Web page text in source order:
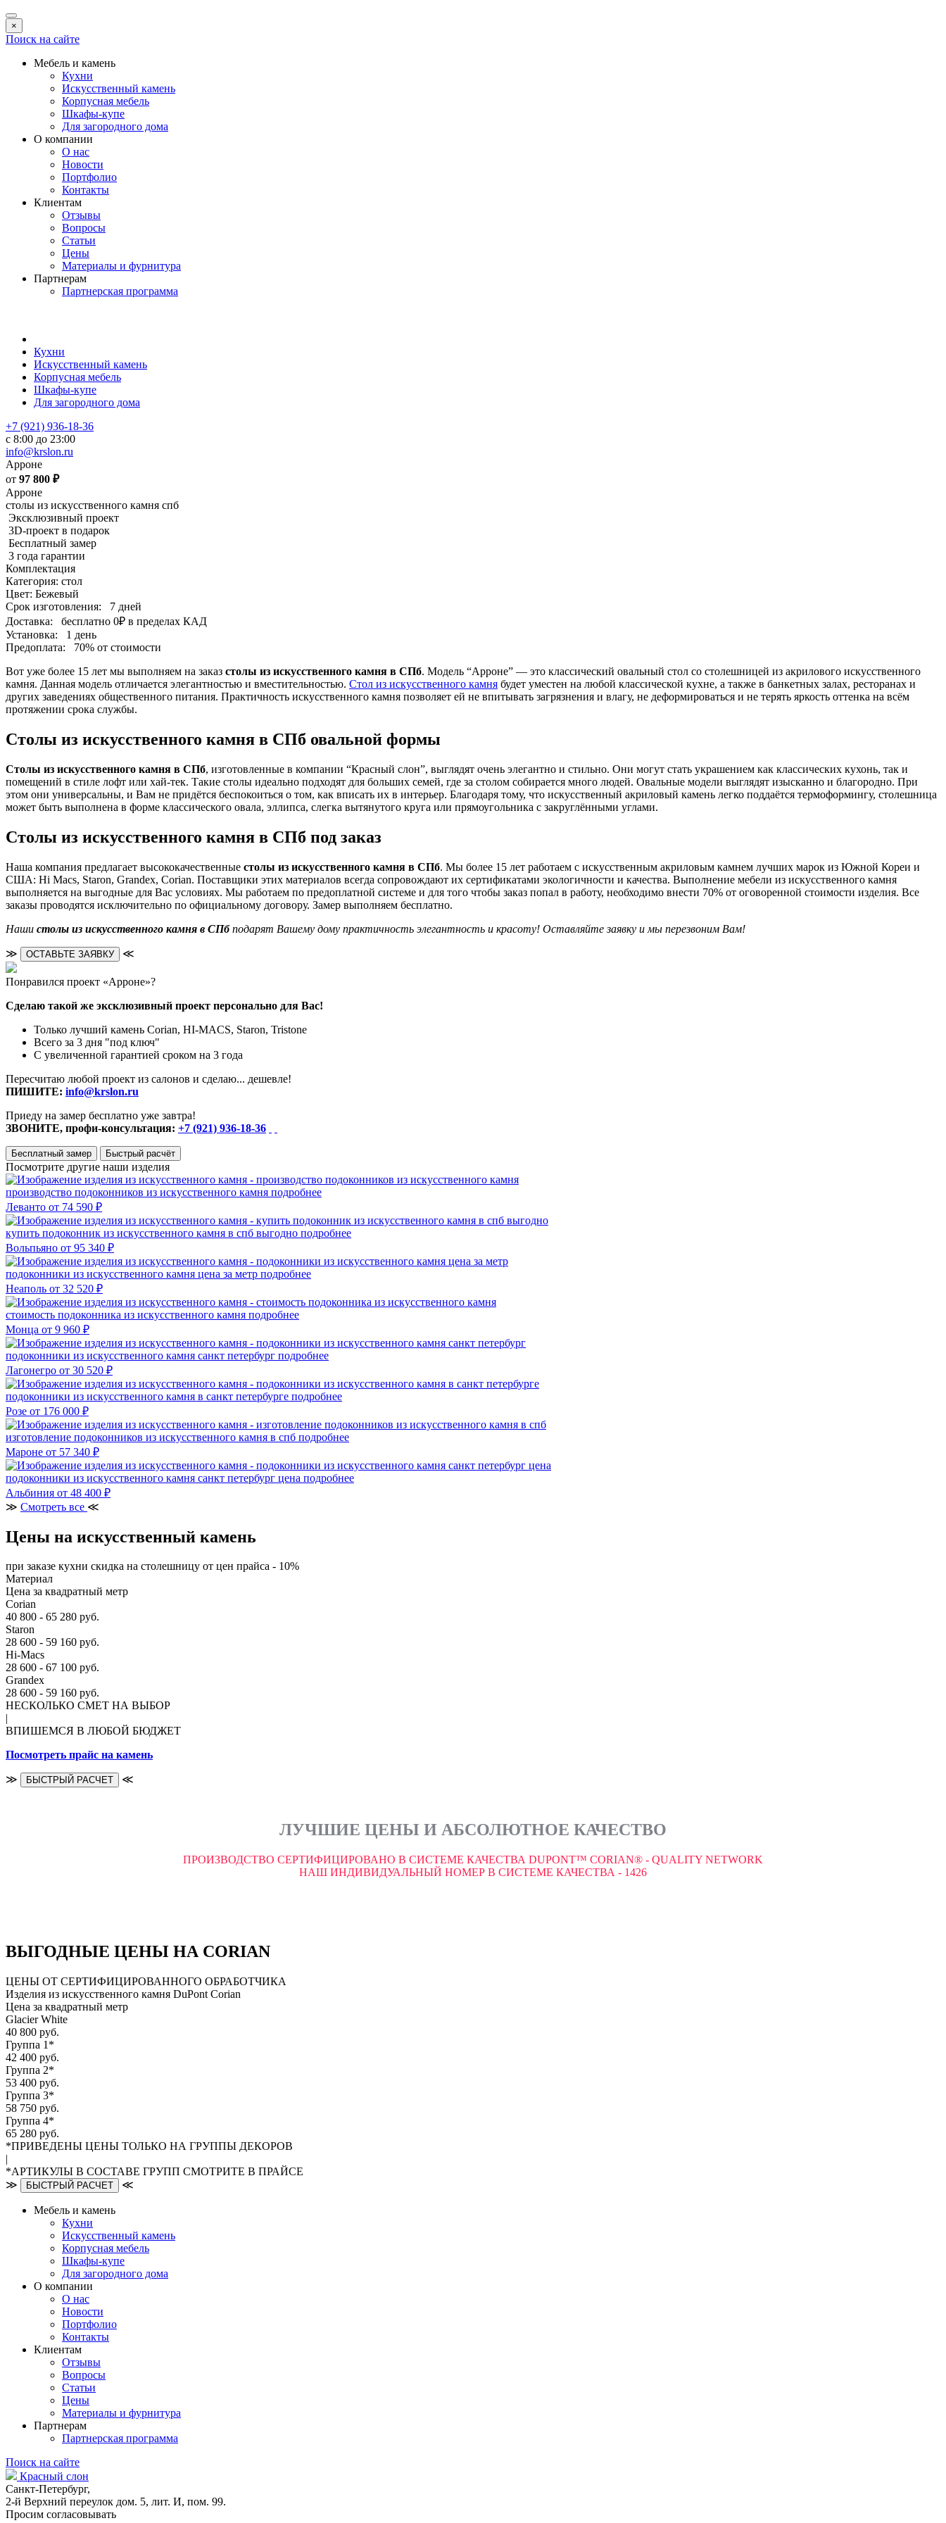
×
Поиск на сайте
Мебель и камень
Кухни
Искусственный камень
Корпусная мебель
Шкафы-купе
Для загородного дома
О компании
О нас
Новости
Портфолио
Контакты
Клиентам
Отзывы
Вопросы
Статьи
Цены
Материалы и фурнитура
Партнерам
Партнерская программа
Кухни
Искусственный камень
Корпусная мебель
Шкафы-купе
Для загородного дома
+7 (921) 936-18-36
с 8:00 до 23:00
info@krslon.ru
Арроне
от 97 800 ₽
Арроне
столы из искусственного камня спб
Эксклюзивный проект
3D-проект в подарок
Бесплатный замер
3 года гарантии
Комплектация
Категория: стол
Цвет: Бежевый
Срок изготовления:
7 дней
Доставка:
бесплатно 0₽ в пределах КАД
Установка:
1 день
Предоплата:
70% от стоимости
Вот уже более 15 лет мы выполняем на заказ столы из искусственного камня в СПб. Модель “Арроне” — это классический овальный стол со столешницей из акрилового искусственного
камня. Данная модель отличается элегантностью и вместительностью. Стол из искусственного камня будет уместен на любой классической кухне, а также в банкетных залах, ресторанах и
других заведениях общественного питания. Практичность искусственного камня позволяет ей не впитывать загрязнения и влагу, не деформироваться и не терять яркость оттенка на всём
протяжении срока службы.
Столы из искусственного камня в СПб овальной формы
Столы из искусственного камня в СПб, изготовленные в компании “Красный слон”, выглядят очень элегантно и стильно. Они могут стать украшением как классических кухонь, так и
помещений в стиле лофт или хай-тек. Такие столы идеально подходят для больших семей, где за столом собирается много людей. Овальные модели выглядят изысканно и благородно. При
этом они универсальны, и Вам не придётся беспокоиться о том, как вписать их в интерьер. Благодаря тому, что искусственный акриловый камень легко поддаётся термоформингу, столешница
может быть выполнена в форме классического овала, эллипса, слегка вытянутого круга или прямоугольника с закруглёнными углами.
Столы из искусственного камня в СПб под заказ
Наша компания предлагает высококачественные столы из искусственного камня в СПб. Мы более 15 лет работаем с искусственным акриловым камнем лучших марок из Южной Кореи и
США: Hi Macs, Staron, Grandex, Corian. Поставщики этих материалов всегда сопровождают их сертификатами экологичности и качества. Выполнение мебели из искусственного камня
выполняется на выгодные для Вас условиях. Мы работаем по предоплатной системе и для того чтобы заказ попал в работу, необходимо внести 70% от оговоренной стоимости изделия. Все
заказы проводятся исключительно по официальному договору. Замер выполняем бесплатно.
Наши столы из искусственного камня в СПбподарят Вашему дому практичность элегантность и красоту! Оставляйте заявку и мы перезвоним Вам!
≫ ОСТАВЬТЕ ЗАЯВКУ ≪
Понравился проект «Арроне»?
Сделаю такой же эксклюзивный проект персонально для Вас!
Только лучший камень Corian, HI-MACS, Staron, Tristone
Всего за 3 дня "под ключ"
С увеличенной гарантией сроком на 3 года
Пересчитаю любой проект из салонов и сделаю... дешевле!
ПИШИТЕ: info@krslon.ru
Приеду на замер бесплатно уже завтра!
ЗВОНИТЕ, профи-консультация: +7 (921) 936-18-36
Бесплатный замер Быстрый расчёт
Посмотрите другие наши изделия
производство подоконников из искусственного камня подробнее
Леванто от 74 590 ₽
купить подоконник из искусственного камня в спб выгодно подробнее
Вольпьяно от 95 340 ₽
подоконники из искусственного камня цена за метр подробнее
Неаполь от 32 520 ₽
стоимость подоконника из искусственного камня подробнее
Монца от 9 960 ₽
подоконники из искусственного камня санкт петербург подробнее
Лагонегро от 30 520 ₽
подоконники из искусственного камня в санкт петербурге подробнее
Розе от 176 000 ₽
изготовление подоконников из искусственного камня в спб подробнее
Мароне от 57 340 ₽
подоконники из искусственного камня санкт петербург цена подробнее
Альбиния от 48 400 ₽
≫ Смотреть все ≪
Цены на искусственный камень
при заказе кухни скидка на столешницу от цен прайса - 10%
Материал
Цена за квадратный метр
Corian
40 800 - 65 280 руб.
Staron
28 600 - 59 160 руб.
Hi-Macs
28 600 - 67 100 руб.
Grandex
28 600 - 59 160 руб.
НЕСКОЛЬКО СМЕТ НА ВЫБОР
|
ВПИШЕМСЯ В ЛЮБОЙ БЮДЖЕТ
Посмотреть прайс на камень
≫ БЫСТРЫЙ РАСЧЕТ ≪
ЛУЧШИЕ ЦЕНЫ И АБСОЛЮТНОЕ КАЧЕСТВО
ПРОИЗВОДСТВО СЕРТИФИЦИРОВАНО В СИСТЕМЕ КАЧЕСТВА DUPONT™ CORIAN® - QUALITY NETWORK
НАШ ИНДИВИДУАЛЬНЫЙ НОМЕР В СИСТЕМЕ КАЧЕСТВА - 1426
ВЫГОДНЫЕ ЦЕНЫ НА CORIAN
ЦЕНЫ ОТ СЕРТИФИЦИРОВАННОГО ОБРАБОТЧИКА
Изделия из искусственного камня DuPont Corian
Цена за квадратный метр
Glacier White
40 800 руб.
Группа 1*
42 400 руб.
Группа 2*
53 400 руб.
Группа 3*
58 750 руб.
Группа 4*
65 280 руб.
*ПРИВЕДЕНЫ ЦЕНЫ ТОЛЬКО НА ГРУППЫ ДЕКОРОВ
|
*АРТИКУЛЫ В СОСТАВЕ ГРУПП СМОТРИТЕ В ПРАЙСЕ
≫
БЫСТРЫЙ РАСЧЕТ ≪
Мебель и камень
Кухни
Искусственный камень
Корпусная мебель
Шкафы-купе
Для загородного дома
О компании
О нас
Новости
Портфолио
Контакты
Клиентам
Отзывы
Вопросы
Статьи
Цены
Материалы и фурнитура
Партнерам
Партнерская программа
Поиск на сайте
Красный слон
Санкт-Петербург,
2-й Верхний переулок дом. 5, лит. И, пом. 99.
Просим согласовывать